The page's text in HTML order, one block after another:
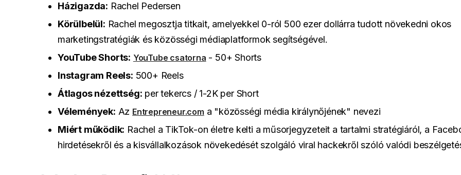
Házigazda: Rachel Pedersen
Körülbelül: Rachel megosztja titkait, amelyekkel 0-ról 500 ezer dollárra tudott növekedni okos
marketingstratégiák és közösségi médiaplatformok segítségével.
YouTube Shorts: YouTube csatorna - 50+ Shorts
Instagram Reels: 500+ Reels
Átlagos nézettség: per tekercs / 1-2K per Short
Vélemények: Az Entrepreneur.com a "közösségi média királynőjének" nevezi
Miért működik: Rachel a TikTok-on életre kelti a műsorjegyzeteit a tartalmi stratégiáról, a
hirdetésekről és a kisvállalkozások növekedését szolgáló viral hackekről szóló valódi